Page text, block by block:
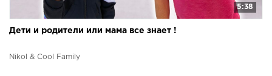
5:38
Дети и родители или мама все знает !
Nikol & Cool Family